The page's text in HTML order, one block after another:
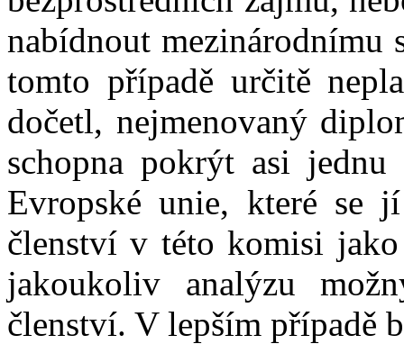
nabídnout mezinárodnímu
tomto případě určitě
dočetl, nejmenovaný
schopna pokrýt asi
Evropské unie, které se
členství v této komisi jako
jakoukoliv analýzu
členství. V lepším případě